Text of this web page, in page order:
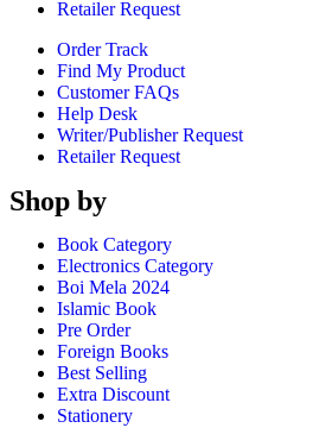
Retailer Request
Order Track
Find My Product
Customer FAQs
Help Desk
Writer/Publisher Request
Retailer Request
Shop by
Book Category
Electronics Category
Boi Mela 2024
Islamic Book
Pre Order
Foreign Books
Best Selling
Extra Discount
Stationery